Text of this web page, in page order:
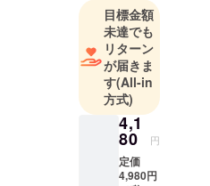
だけ豊かに
する、便利
にする。
そのちょっ
との積み重
ねが、心に
ゆとりを生
み、優しさ
目標金額
未達でも
リターン
が届きま
す(All-in
方式)
4,1
80 円
定価
4,980円